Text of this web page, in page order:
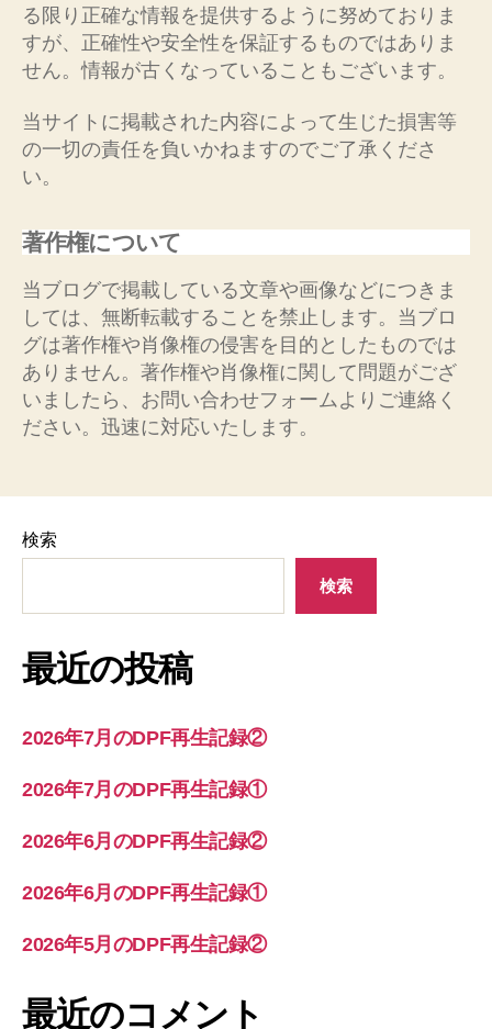
る限り正確な情報を提供するように努めておりま
すが、正確性や安全性を保証するものではありま
せん。情報が古くなっていることもございます。
当サイトに掲載された内容によって生じた損害等
の一切の責任を負いかねますのでご了承くださ
い。
著作権について
当ブログで掲載している文章や画像などにつきま
しては、無断転載することを禁止します。当ブロ
グは著作権や肖像権の侵害を目的としたものでは
ありません。著作権や肖像権に関して問題がござ
いましたら、お問い合わせフォームよりご連絡く
ださい。迅速に対応いたします。
検索
検索
最近の投稿
2026年7月のDPF再生記録②
2026年7月のDPF再生記録①
2026年6月のDPF再生記録②
2026年6月のDPF再生記録①
2026年5月のDPF再生記録②
最近のコメント